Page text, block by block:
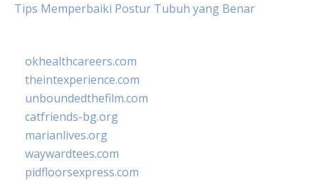
Tips Memperbaiki Postur Tubuh yang Benar
okhealthcareers.com
theintexperience.com
unboundedthefilm.com
catfriends-bg.org
marianlives.org
waywardtees.com
pidfloorsexpress.com